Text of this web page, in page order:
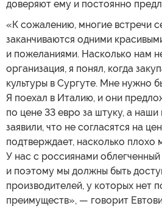
доверяют ему и постоянно
«К сожалению, многие встречи
заканчиваются одними
и пожеланиями. Насколько нам
организация, я понял, когда
культуры в Сургуте. Мне нужно
Я поехал в Италию, и они
по цене 33 евро за штуку, а наши
заявили, что не согласятся на
подтверждает, насколько плохо
У нас с россиянами
и поэтому мы должны быть
производителей, у которых нет
преимуществ», — говорит